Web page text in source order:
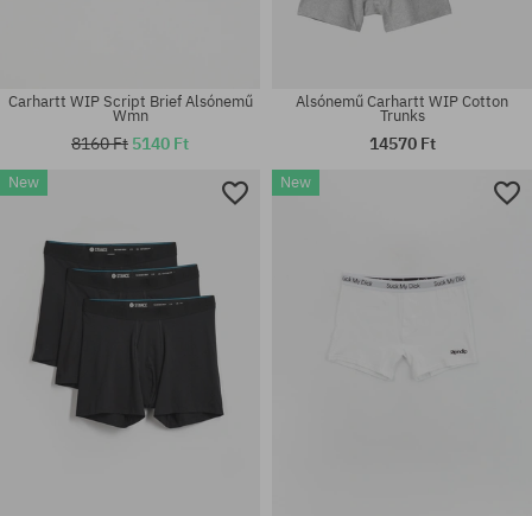
Elérhető méretek:
Elérhető méretek:
Carhartt WIP Script Brief Alsónemű
Wmn
8160 Ft 5140 Ft
Alsónemű Carhartt WIP Cotton
Trunks
14570 Ft
New New